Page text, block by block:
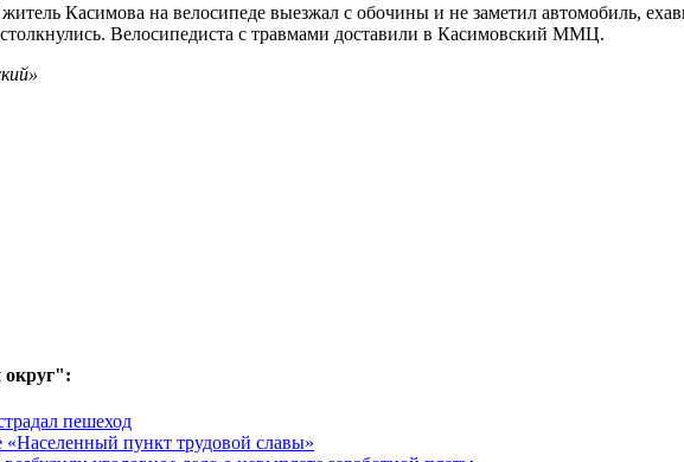
Касимова на велосипеде выезжал с обочины и не заметил автомобиль,
Велосипедиста с травмами доставили в Касимовский ММЦ.
округ":
пешеход
пункт трудовой славы»